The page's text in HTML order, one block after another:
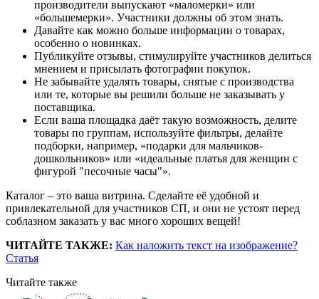
производители выпускают «маломерки» или
«большемерки». Участники должны об этом знать.
Давайте как можно больше информации о товарах,
особенно о новинках.
Публикуйте отзывы, стимулируйте участников делиться
мнением и присылать фотографии покупок.
Не забывайте удалять товары, снятые с производства
или те, которые вы решили больше не заказывать у
поставщика.
Если ваша площадка даёт такую возможность, делите
товары по группам, используйте фильтры, делайте
подборки, например, «подарки для мальчиков-
дошкольников» или «идеальные платья для женщин с
фигурой "песочные часы"».
Каталог – это ваша витрина. Сделайте её удобной и
привлекательной для участников СП, и они не устоят перед
соблазном заказать у вас много хороших вещей!
ЧИТАЙТЕ ТАКЖЕ: Как наложить текст на изображение?
Статья
Читайте также